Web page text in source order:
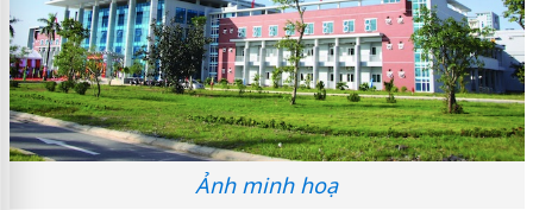
Ảnh minh hoạ